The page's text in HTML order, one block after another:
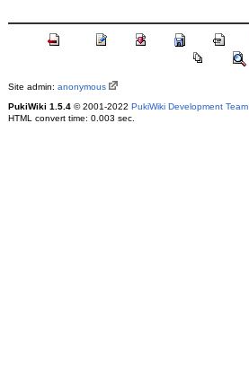
Site admin: anonymous
PukiWiki 1.5.4© 2001-2022 PukiWiki Development Team
HTML convert time: 0.003 sec.